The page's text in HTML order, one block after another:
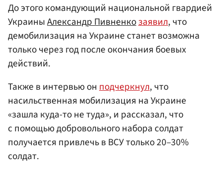
До этого командующий национальной гвардией
УкраиныАлександр Пивненкозаявил, что
демобилизация на Украине станет возможна
только через год после окончания боевых
действий.
Также в интервью онподчеркнул, что
насильственная мобилизация на Украине
«зашла куда-то не туда», и рассказал, что
с помощью добровольного набора солдат
получается привлечь в ВСУ только 20–30%
солдат.